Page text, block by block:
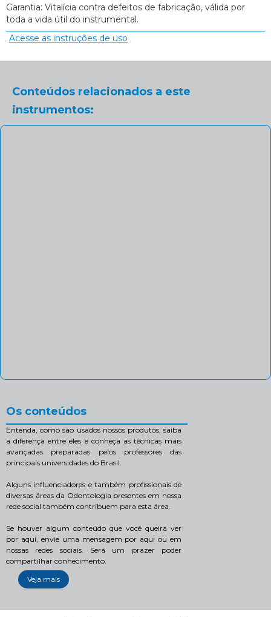
Garantia: Vitalícia contra defeitos de fabricação, válida por
toda a vida útil do instrumental.
Acesse as instruções de uso
Conteúdos relacionados a este
instrumentos:
Os conteúdos
Entenda, como são usados nossos produtos, saiba
a diferença entre eles e conheça as técnicas mais
avançadas preparadas pelos professores das
principais universidades do Brasil.
Alguns influenciadores e também profissionais de
diversas áreas da Odontologia presentes em nossa
rede social também contribuem para esta área.
Se houver algum conteúdo que você queira ver
por aqui, envie uma mensagem por aqui ou em
nossas redes sociais. Será um prazer poder
compartilhar conhecimento.
Veja mais